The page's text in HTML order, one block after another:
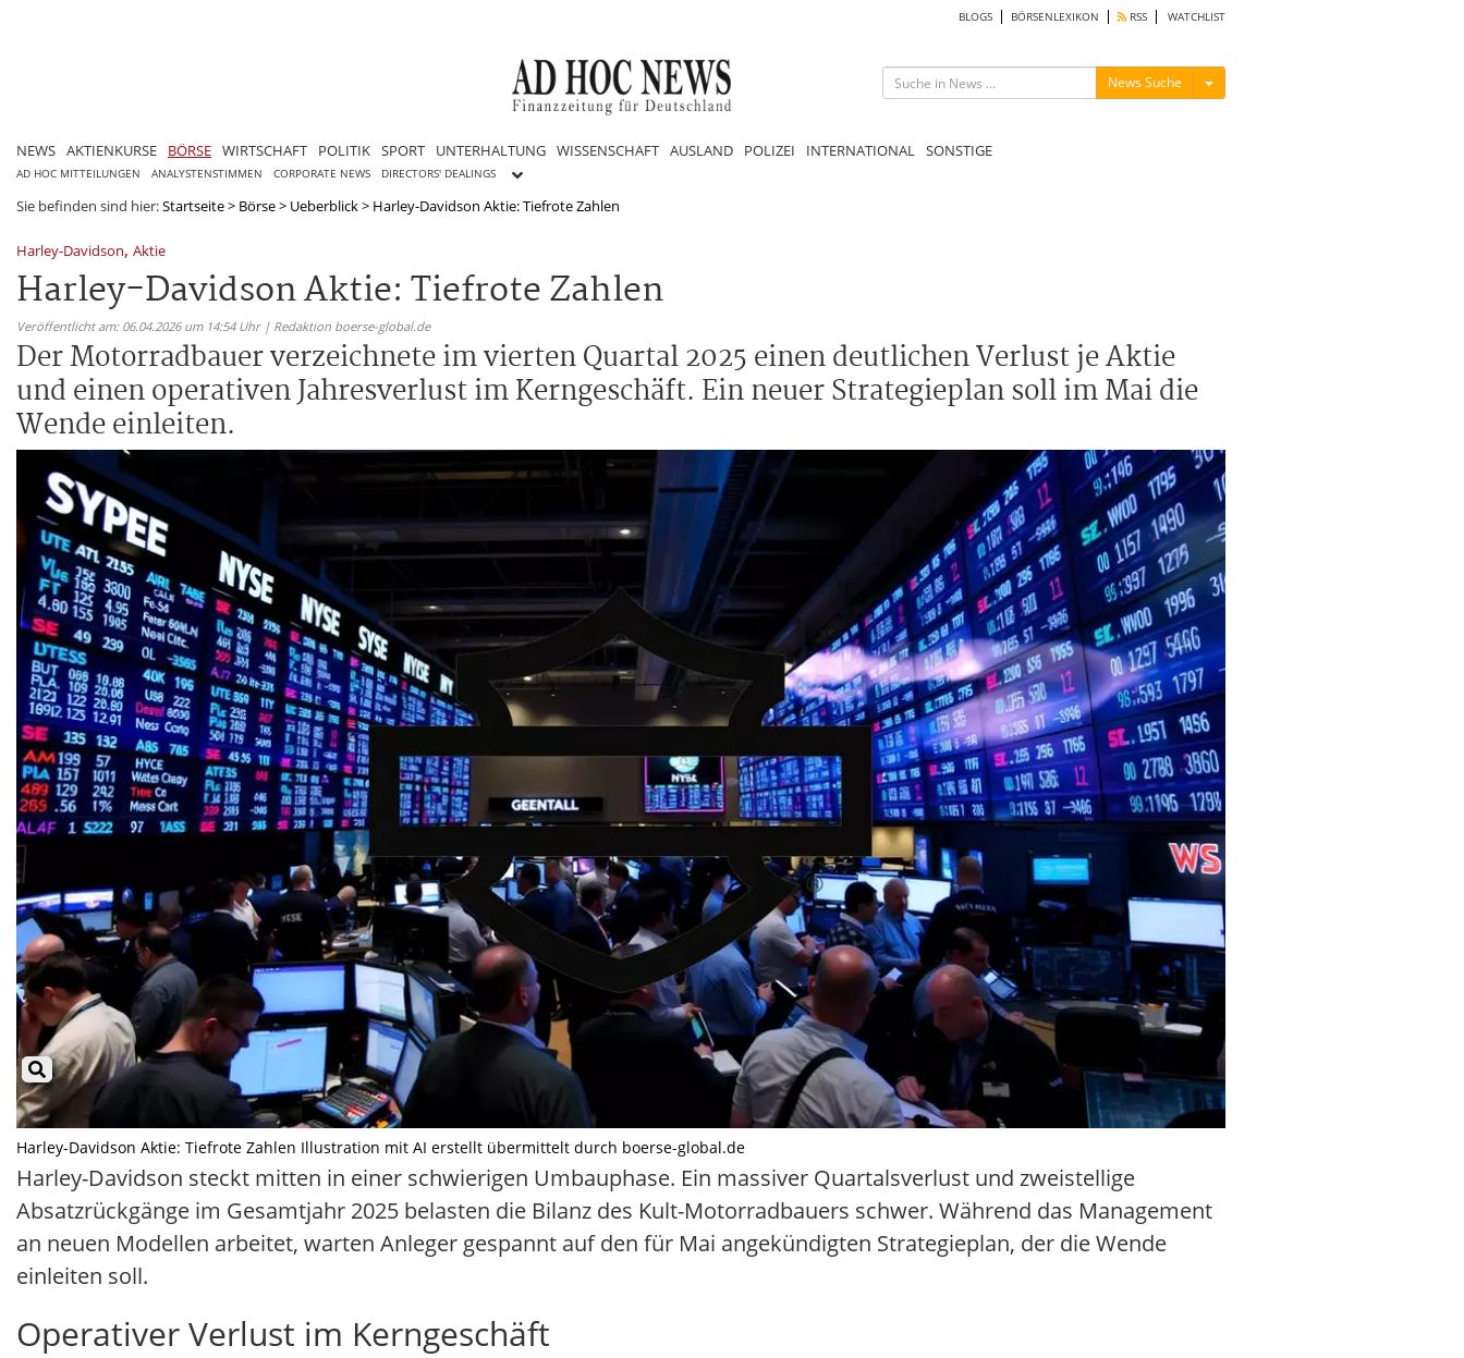
BLOGS BÖRSENLEXIKON RSS WATCHLIST
News Suche Menü ein-/ausblenden
NEWS AKTIENKURSE BÖRSE WIRTSCHAFT POLITIK SPORT UNTERHALTUNG WISSENSCHAFT AUSLAND POLIZEI INTERNATIONAL SONSTIGE
AD HOC MITTEILUNGEN ANALYSTENSTIMMEN CORPORATE NEWS DIRECTORS' DEALINGS
Sie befinden sind hier:Startseite> Börse> Ueberblick> Harley-Davidson Aktie: Tiefrote Zahlen
Harley-Davidson, Aktie
Harley-Davidson Aktie: Tiefrote Zahlen
Veröffentlicht am: 06.04.2026 um 14:54 Uhr | Redaktion boerse-global.de
Der Motorradbauer verzeichnete im vierten Quartal 2025 einen deutlichen Verlust je Aktie
und einen operativen Jahresverlust im Kerngeschäft. Ein neuer Strategieplan soll im Mai die
Wende einleiten.
Harley-Davidson Aktie: Tiefrote Zahlen Illustration mit AI erstellt übermittelt durch boerse-global.de
Harley-Davidson steckt mitten in einer schwierigen Umbauphase. Ein massiver Quartalsverlust und zweistellige
Absatzrückgänge im Gesamtjahr 2025 belasten die Bilanz des Kult-Motorradbauers schwer. Während das Management
an neuen Modellen arbeitet, warten Anleger gespannt auf den für Mai angekündigten Strategieplan, der die Wende
einleiten soll.
Operativer Verlust im Kerngeschäft